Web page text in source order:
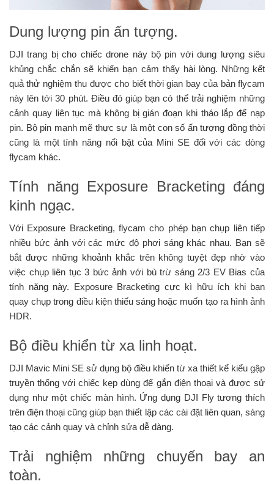
Dung lượng pin ấn tượng.
DJI trang bị cho chiếc drone này bộ pin với dung lượng siêu
khủng chắc chắn sẽ khiến bạn cảm thấy hài lòng. Những kết
quả thử nghiệm thu được cho biết thời gian bay của bản flycam
này lên tới 30 phút. Điều đó giúp bạn có thể trải nghiệm những
cảnh quay liên tục mà không bị gián đoạn khi tháo lắp để nạp
pin. Bộ pin mạnh mẽ thực sự là một con số ấn tượng đồng thời
cũng là một tính năng nổi bật của Mini SE đối với các dòng
flycam khác.
Tính năng Exposure Bracketing đáng
kinh ngạc.
Với Exposure Bracketing, flycam cho phép bạn chụp liên tiếp
nhiều bức ảnh với các mức độ phơi sáng khác nhau. Bạn sẽ
bắt được những khoảnh khắc trên không tuyệt đẹp nhờ vào
việc chụp liên tục 3 bức ảnh với bù trừ sáng 2/3 EV Bias của
tính năng này. Exposure Bracketing cực kì hữu ích khi bạn
quay chụp trong điều kiện thiếu sáng hoặc muốn tạo ra hình ảnh
HDR.
Bộ điều khiển từ xa linh hoạt.
DJI Mavic Mini SE sử dụng bộ điều khiển từ xa thiết kể kiểu gập
truyền thống với chiếc kẹp dùng để gắn điện thoại và được sử
dụng như một chiếc màn hình. Ứng dụng DJI Fly tương thích
trên điện thoại cũng giúp bạn thiết lập các cài đặt liên quan, sáng
tạo các cảnh quay và chỉnh sửa dễ dàng.
Trải nghiệm những chuyến bay an
toàn.